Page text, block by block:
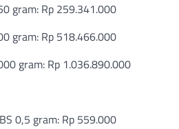
gram: Rp 259.341.000
gram: Rp 518.466.000
gram: Rp 1.036.890.000
0,5 gram: Rp 559.000